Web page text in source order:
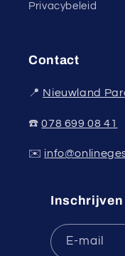
Privacybeleid
Contact
📍 Nieuwland
☎️078 699 08 41
✉️
E‑mail